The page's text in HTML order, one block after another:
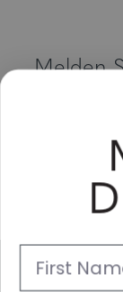
Melden
Bitte geben Sie
Unterstützung
First Name